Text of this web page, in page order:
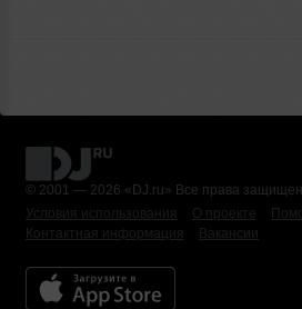
© 2001 — 2026 «DJ.ru» Все права
Условия использования
О проекте
Контактная информация
Вакансии